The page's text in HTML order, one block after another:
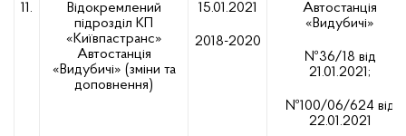
11.
Відокремлений
підрозділ КП
«Київпастранс»
Автостанція
«Видубичі» (зміни та
доповнення)
15.01.2021
2018-2020
Автостанція
«Видубичі»
№36/18 від
21.01.2021;
№100/06/624 від
22.01.2021